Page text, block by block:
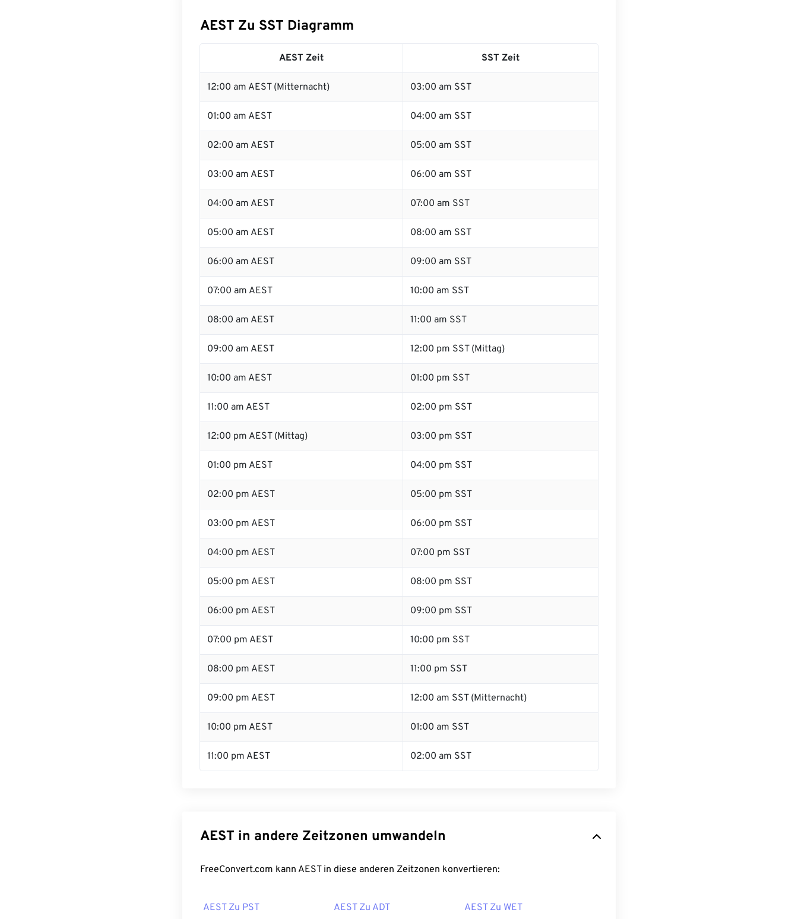
AEST Zu SST Diagramm
AEST Zeit SST Zeit
12:00 am AEST (Mitternacht) 03:00 am SST
01:00 am AEST 04:00 am SST
02:00 am AEST 05:00 am SST
03:00 am AEST 06:00 am SST
04:00 am AEST 07:00 am SST
05:00 am AEST 08:00 am SST
06:00 am AEST 09:00 am SST
07:00 am AEST 10:00 am SST
08:00 am AEST 11:00 am SST
09:00 am AEST 12:00 pm SST (Mittag)
10:00 am AEST 01:00 pm SST
11:00 am AEST 02:00 pm SST
12:00 pm AEST (Mittag) 03:00 pm SST
01:00 pm AEST 04:00 pm SST
02:00 pm AEST 05:00 pm SST
03:00 pm AEST 06:00 pm SST
04:00 pm AEST 07:00 pm SST
05:00 pm AEST 08:00 pm SST
06:00 pm AEST 09:00 pm SST
07:00 pm AEST 10:00 pm SST
08:00 pm AEST 11:00 pm SST
09:00 pm AEST 12:00 am SST (Mitternacht)
10:00 pm AEST 01:00 am SST
11:00 pm AEST 02:00 am SST
AEST in andere Zeitzonen umwandeln
FreeConvert.com kann AEST in diese anderen Zeitzonen konvertieren:
AEST Zu PST AEST Zu ADT AEST Zu WET